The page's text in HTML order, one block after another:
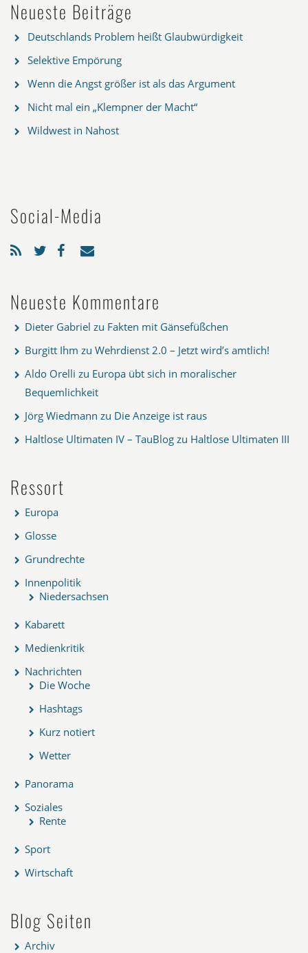
Neueste Beiträge
Deutschlands Problem heißt Glaubwürdigkeit
Selektive Empörung
Wenn die Angst größer ist als das Argument
Nicht mal ein „Klempner der Macht“
Wildwest in Nahost
Social-Media
Neueste Kommentare
Dieter Gabriel zu Fakten mit Gänsefüßchen
Burgitt Ihm zu Wehrdienst 2.0 – Jetzt wird’s amtlich!
Aldo Orelli zu Europa übt sich in moralischer
Bequemlichkeit
Jörg Wiedmann zu Die Anzeige ist raus
Haltlose Ultimaten IV – TauBlog zu Haltlose Ultimaten III
Ressort
Europa
Glosse
Grundrechte
Innenpolitik
Niedersachsen
Kabarett
Medienkritik
Nachrichten
Die Woche
Hashtags
Kurz notiert
Wetter
Panorama
Soziales
Rente
Sport
Wirtschaft
Blog Seiten
Archiv